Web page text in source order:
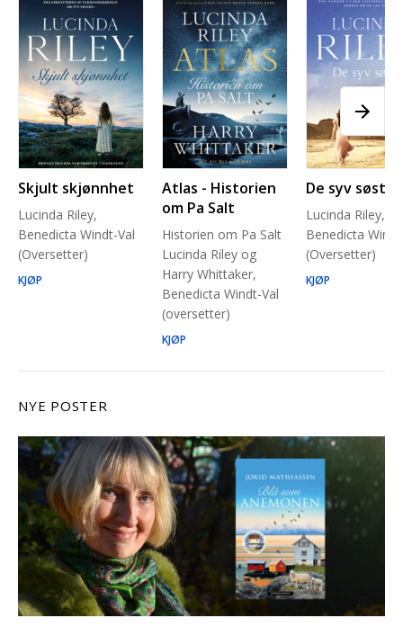
Skjult skjønnhet
Lucinda Riley,
Benedicta Windt-Val
(Oversetter)
KJØP
Atlas - Historien
om Pa Salt
Historien om Pa Salt
Lucinda Riley og
Harry Whittaker,
Benedicta Windt-Val
(oversetter)
KJØP
De syv søstre
Lucinda Riley,
Benedicta
(Oversetter)
KJØP
NYE POSTER